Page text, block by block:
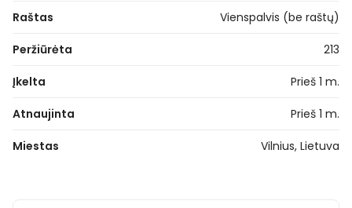
Raštas Vienspalvis (be raštų)
Peržiūrėta 213
Įkelta Prieš 1 m.
Atnaujinta Prieš 1 m.
Miestas Vilnius, Lietuva